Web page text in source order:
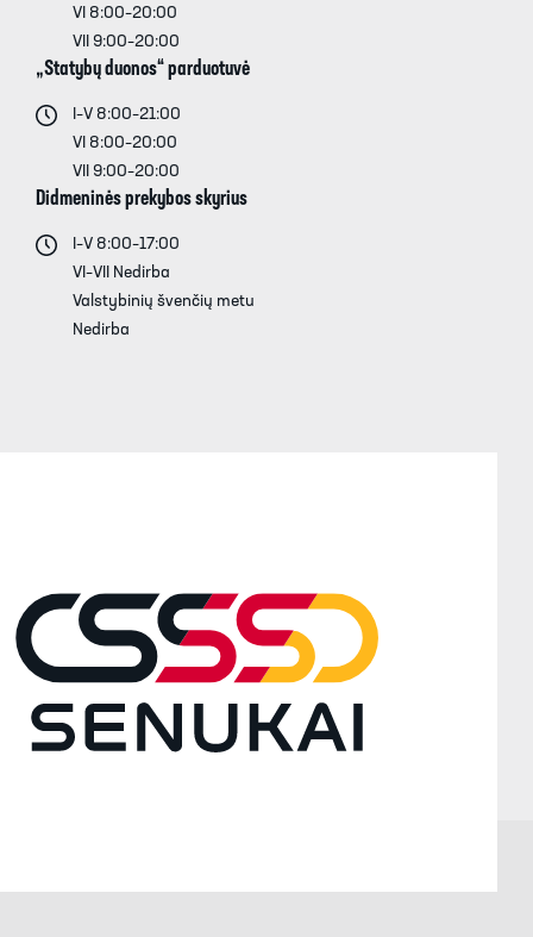
VI 8:00–20:00
VII 9:00–20:00
„Statybų duonos“ parduotuvė
I–V 8:00–21:00
VI 8:00–20:00
VII 9:00–20:00
Didmeninės prekybos skyrius
I–V 8:00–17:00
VI–VII Nedirba
Valstybinių švenčių metu
Nedirba